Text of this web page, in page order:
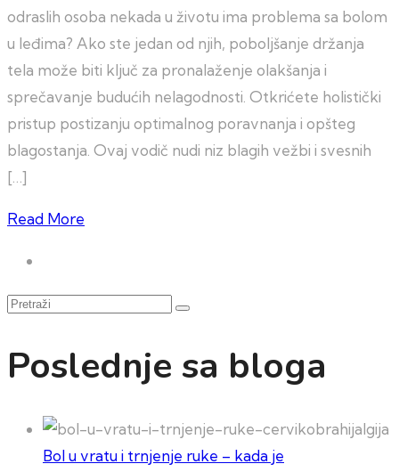
odraslih osoba nekada u životu ima problema sa bolom
u leđima? Ako ste jedan od njih, poboljšanje držanja
tela može biti ključ za pronalaženje olakšanja i
sprečavanje budućih nelagodnosti. Otkrićete holistički
pristup postizanju optimalnog poravnanja i opšteg
blagostanja. Ovaj vodič nudi niz blagih vežbi i svesnih
[…]
Read More
Pretraži
Poslednje sa bloga
Bol u vratu i trnjenje ruke – kada je